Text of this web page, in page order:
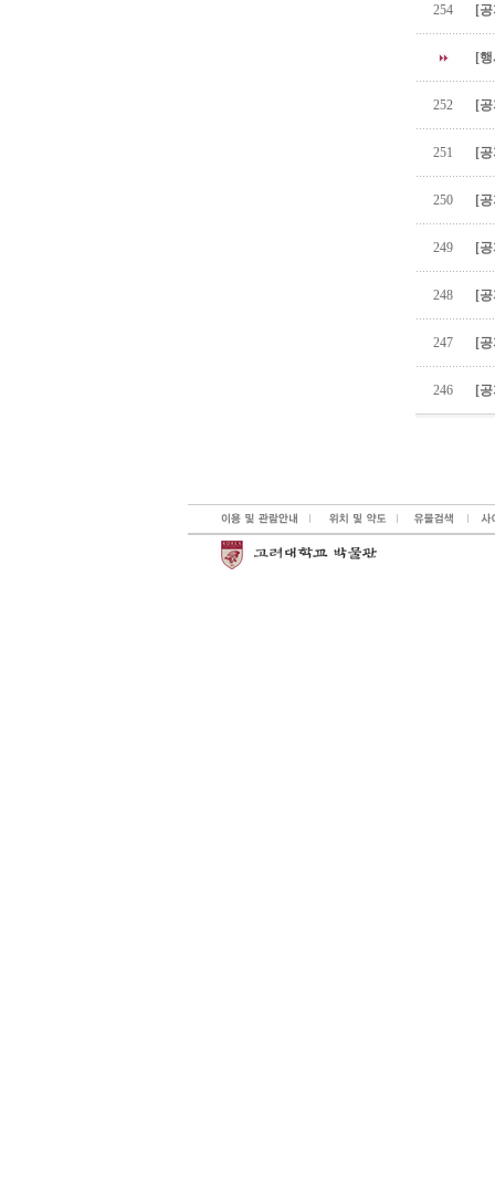
254 [
[
252 [
251 [
250 [
249 [
248 [
247 [
246 [